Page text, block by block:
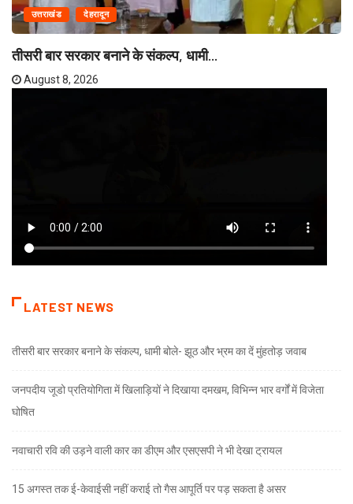
उत्तराखंड देहरादून
तीसरी बार सरकार बनाने के संकल्प, धामी...
August 8, 2026
LATEST NEWS
तीसरी बार सरकार बनाने के संकल्प, धामी बोले- झूठ और भ्रम का दें मुंहतोड़ जवाब
जनपदीय जूडो प्रतियोगिता में खिलाड़ियों ने दिखाया दमखम, विभिन्न भार वर्गों में विजेता
घोषित
नवाचारी रवि की उड़ने वाली कार का डीएम और एसएसपी ने भी देखा ट्रायल
15 अगस्त तक ई-केवाईसी नहीं कराई तो गैस आपूर्ति पर पड़ सकता है असर